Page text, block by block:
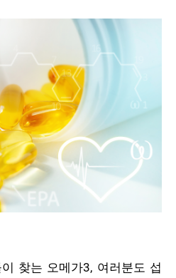
찾는 오메가3, 여러분도 섭